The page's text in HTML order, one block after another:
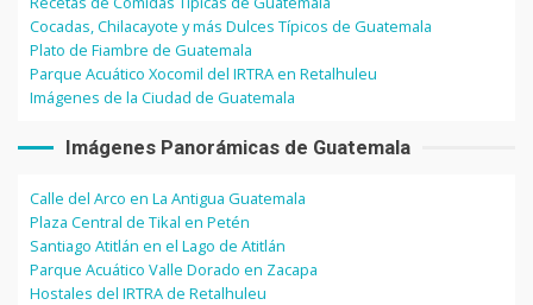
Cocadas, Chilacayote y más Dulces Típicos de Guatemala
Plato de Fiambre de Guatemala
Parque Acuático Xocomil del IRTRA en Retalhuleu
Imágenes de la Ciudad de Guatemala
Imágenes Panorámicas de Guatemala
Calle del Arco en La Antigua Guatemala
Plaza Central de Tikal en Petén
Santiago Atitlán en el Lago de Atitlán
Parque Acuático Valle Dorado en Zacapa
Hostales del IRTRA de Retalhuleu